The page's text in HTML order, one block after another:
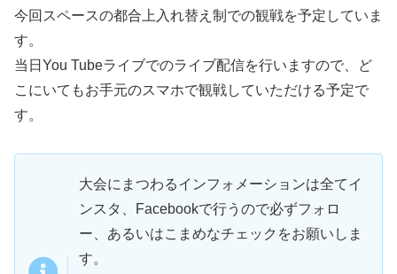
今回スペースの都合上入れ替え制での観戦を予定していま
す。
当日You Tubeライブでのライブ配信を行いますので、ど
こにいてもお手元のスマホで観戦していただける予定で
す。
大会にまつわるインフォメーションは全てイ
ンスタ、Facebookで行うので必ずフォロ
ー、あるいはこまめなチェックをお願いしま
す。